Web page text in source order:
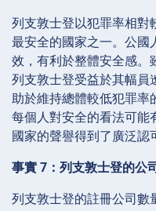
列支敦士登以犯罪率相對
最安全的國家之一。公國
效，有利於整體安全感。
列支敦士登受益於其幅員
助於維持總體較低犯罪率
每個人對安全的看法可能
國家的聲譽得到了廣泛認
事實 7：列支敦士登的公
列支敦士登的註冊公司數